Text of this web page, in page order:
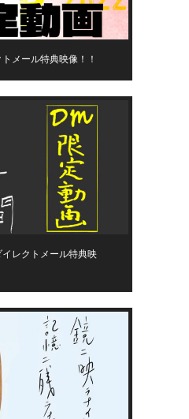
メール特典映像！！
イレクトメール特典映